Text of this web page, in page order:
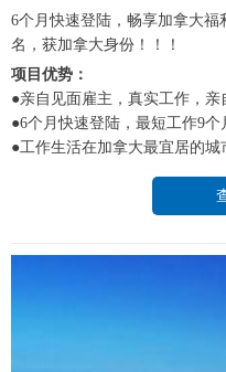
6个月快速登陆，畅享加拿大
名，获加拿大身份！！！
项目优势：
●亲自见面雇主，真实工作，亲
●6个月快速登陆，最短工作9个
●工作生活在加拿大最宜居的城